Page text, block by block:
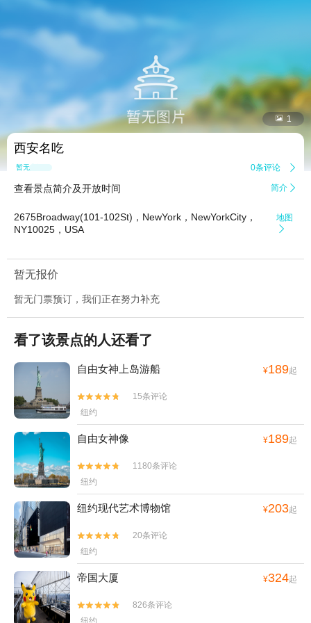
 1
西安名吃
暂无点评 0条评论 
查看景点简介及开放时间 简介 
2675Broadway(101-102St)，NewYork，NewYorkCity，
NY10025，USA
地图

暂无报价
暂无门票预订，我们正在努力补充
看了该景点的人还看了
自由女神上岛游船 ¥189起


15条评论
纽约
自由女神像 ¥189起


1180条评论
纽约
纽约现代艺术博物馆 ¥203起


20条评论
纽约
帝国大厦 ¥324起


826条评论